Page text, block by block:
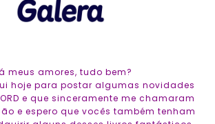
meus amores, tudo bem?
hoje para postar algumas novidades
e que sinceramente me chamaram
e espero que vocês também tenham